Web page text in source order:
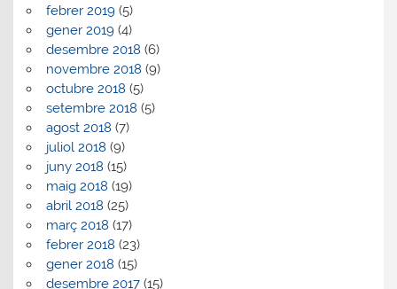
febrer 2019(5)
gener 2019(4)
desembre 2018 (6)
novembre 2018 (9)
octubre 2018 (5)
setembre 2018 (5)
agost 2018 (7)
juliol 2018 (9)
juny 2018 (15)
maig 2018 (19)
abril 2018 (25)
març 2018 (17)
febrer 2018 (23)
gener 2018 (15)
desembre 2017(15)